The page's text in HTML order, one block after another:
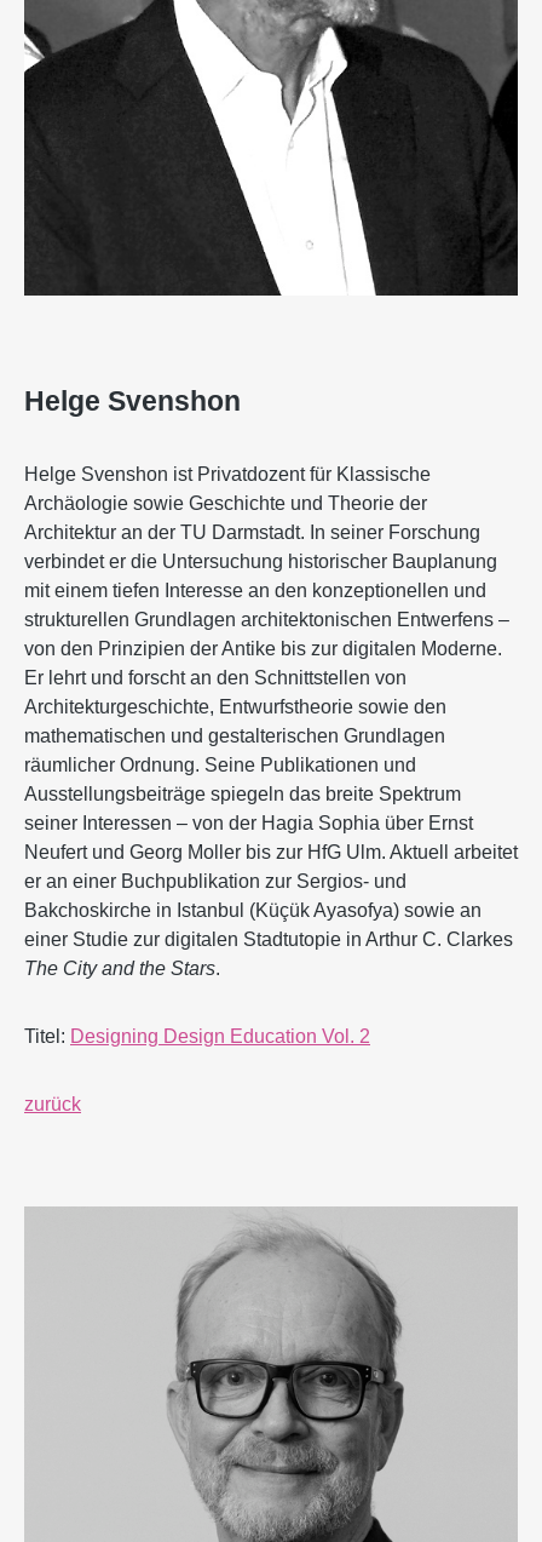
Helge Svenshon
Helge Svenshon ist Privatdozent für Klassische
Archäologie sowie Geschichte und Theorie der
Architektur an der TU Darmstadt. In seiner Forschung
verbindet er die Untersuchung historischer Bauplanung
mit einem tiefen Interesse an den konzeptionellen und
strukturellen Grundlagen architektonischen Entwerfens –
von den Prinzipien der Antike bis zur digitalen Moderne.
Er lehrt und forscht an den Schnittstellen von
Architekturgeschichte, Entwurfstheorie sowie den
mathematischen und gestalterischen Grundlagen
räumlicher Ordnung. Seine Publikationen und
Ausstellungsbeiträge spiegeln das breite Spektrum
seiner Interessen – von der Hagia Sophia über Ernst
Neufert und Georg Moller bis zur HfG Ulm. Aktuell arbeitet
er an einer Buchpublikation zur Sergios- und
Bakchoskirche in Istanbul (Küçük Ayasofya) sowie an
einer Studie zur digitalen Stadtutopie in Arthur C. Clarkes
The City and the Stars.
Titel: Designing Design Education Vol. 2
zurück